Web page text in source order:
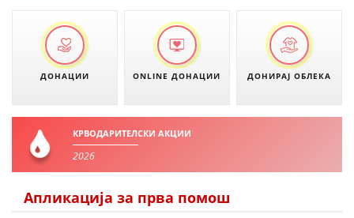
ФОРМУЛАРИ ЗА БАРАЊА
ЗДРАВСТВЕНО ПРЕВЕНТИВНА ДЕЈНОСТ
ДОНАЦИИ ONLINE ДОНАЦИИ ДОНИРАЈ ОБЛЕКА
КРВОДАРИТЕЛСКИ АКЦИИ
2026
Апликација за прва помош